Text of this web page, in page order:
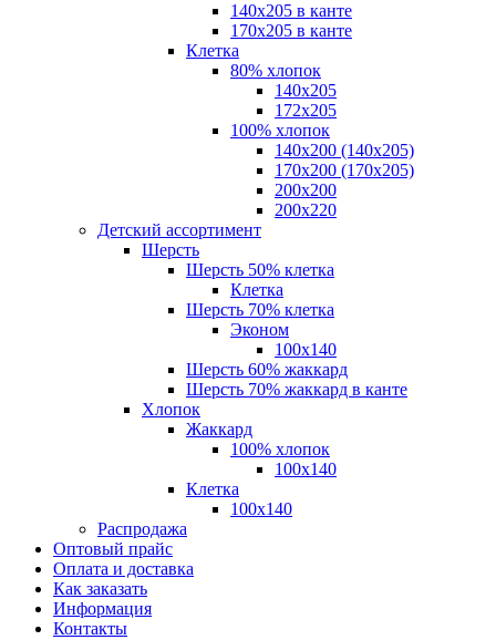
140х205 в канте
170х205 в канте
Клетка
80% хлопок
140x205
172х205
100% хлопок
140x200 (140х205)
170x200 (170х205)
200х200
200х220
Детский ассортимент
Шерсть
Шерсть 50% клетка
Клетка
Шерсть 70% клетка
Эконом
100x140
Шерсть 60% жаккард
Шерсть 70% жаккард в канте
Хлопок
Жаккард
100% хлопок
100x140
Клетка
100х140
Распродажа
Оптовый прайс
Оплата и доставка
Как заказать
Информация
Контакты